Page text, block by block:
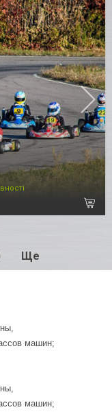
Ще
машин;
машин;